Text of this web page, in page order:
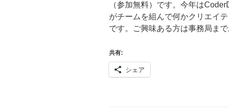
（参加無料）です。今年は
がチームを組んで何かクリエイ
です。ご興味ある方は事務局ま
共有:
シェア